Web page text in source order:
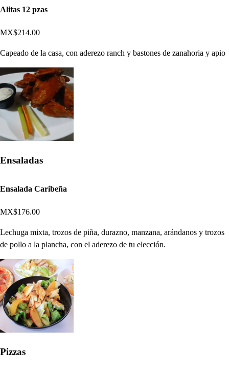
Alitas 12 pzas
MX$214.00
Capeado de la casa, con aderezo ranch y bastones de zanahoria y apio
Ensaladas
Ensalada Caribeña
MX$176.00
Lechuga mixta, trozos de piña, durazno, manzana, arándanos y trozos
de pollo a la plancha, con el aderezo de tu elección.
Pizzas